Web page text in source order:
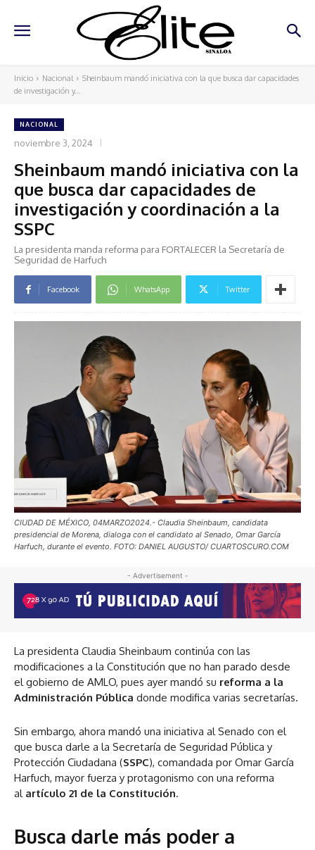
Inicio Nacional
Sheinbaum mandó iniciativa con la que busca dar capacidades
de investigación y...
NACIONAL
noviembre 3, 2024
Sheinbaum mandó iniciativa con la
que busca dar capacidades de
investigación y coordinación a la
SSPC
La presidenta manda reforma para FORTALECER la Secretaría de
Seguridad de Harfuch
Facebook WhatsApp Twitter
CIUDAD DE MÉXICO, 04MARZO2024.- Claudia Sheinbaum, candidata
presidencial de Morena, dialoga con el candidato al Senado, Omar García
Harfuch, durante el evento. FOTO: DANIEL AUGUSTO/ CUARTOSCURO.COM
- Advertisement -
La presidenta Claudia Sheinbaum continúa con las
modificaciones a la Constitución que no han parado desde
el gobierno de AMLO, pues ayer mandó su reforma a la
Administración Pública donde modifica varias secretarías.
Sin embargo, ahora mandó una iniciativa al Senado con el
que busca darle a la Secretaría de Seguridad Pública y
Protección Ciudadana (SSPC), comandada por Omar García
Harfuch, mayor fuerza y protagonismo con una reforma
al artículo 21 de la Constitución.
Busca darle más poder a